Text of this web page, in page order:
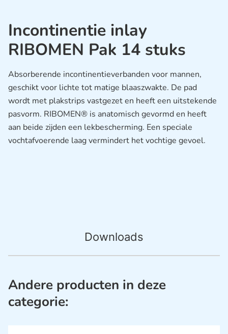
Downloads
Incontinentie inlay
RIBOMEN Pak 14 stuks
Absorberende incontinentieverbanden voor mannen,
geschikt voor lichte tot matige blaaszwakte. De pad
wordt met plakstrips vastgezet en heeft een uitstekende
pasvorm. RIBOMEN® is anatomisch gevormd en heeft
aan beide zijden een lekbescherming. Een speciale
vochtafvoerende laag vermindert het vochtige gevoel.
Andere producten in deze
categorie: